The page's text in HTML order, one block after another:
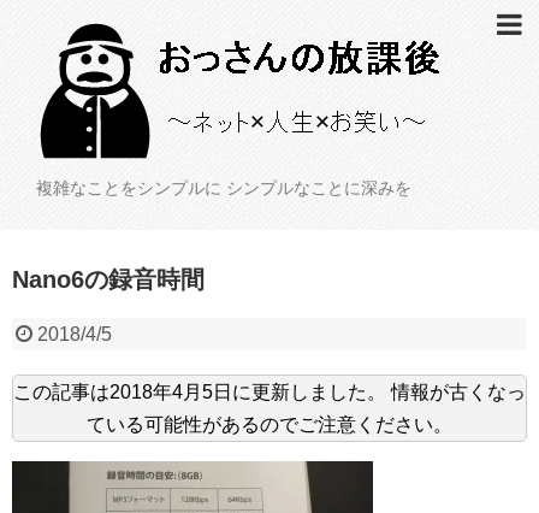
複雑なことをシンプルに シンプルなことに深みを
Nano6の録音時間
2018/4/5
この記事は2018年4月5日 に更新しました。
情報が古くなっ
ている可能性があるのでご注意ください。